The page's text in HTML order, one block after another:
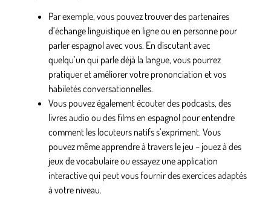
Par exemple, vous pouvez trouver des partenaires
d’échange linguistique en ligneou en personne pour
parler espagnol avec vous. En discutant avec
quelqu’un qui parle déjà la langue, vous pourrez
pratiquer et améliorer votre prononciation et vos
habiletés conversationnelles.
Vous pouvez égalementécouter des podcasts, des
livres audio ou des films en espagnol pour entendre
comment les locuteurs natifs s’expriment. Vous
pouvez même apprendre à travers le jeu – jouez à des
jeux de vocabulaire ou essayez une application
interactive qui peut vous fournir des exercices adaptés
à votre niveau.